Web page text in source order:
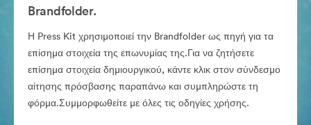
Brandfolder.
Η Press Kit χρησιμοποιεί την Brandfolder ως πηγή για τα
επίσημα στοιχεία της επωνυμίας της.Για να ζητήσετε
επίσημα στοιχεία δημιουργικού, κάντε κλικ στον σύνδεσμο
αίτησης πρόσβασης παραπάνω και συμπληρώστε τη
φόρμα.Συμμορφωθείτε με όλες τις οδηγίες χρήσης.